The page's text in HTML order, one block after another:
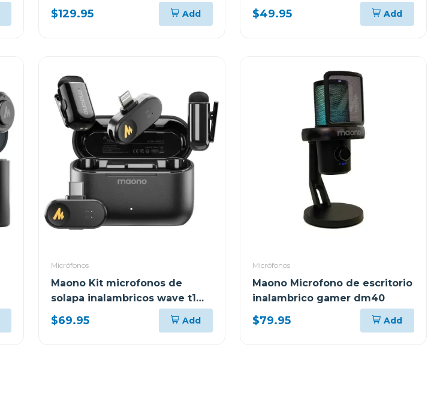
antiadherentes
$129.95 Add $49.95 Add
Micrófonos
Maono Kit microfonos de
solapa inalambricos wave t1
mini
$69.95 Add
Micrófonos
Maono Microfono de escritorio
inalambrico gamer dm40
$79.95 Add